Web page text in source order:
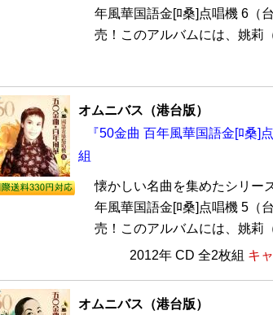
年風華国語金[ﾛ桑]点唱機 6（
売！このアルバムには、姚莉
オムニバス（港台版）
『50金曲 百年風華国語金[ﾛ桑]
組
懐かしい名曲を集めたシリー
年風華国語金[ﾛ桑]点唱機 5（
売！このアルバムには、姚莉
2012年 CD 全2枚組 キ
オムニバス（港台版）